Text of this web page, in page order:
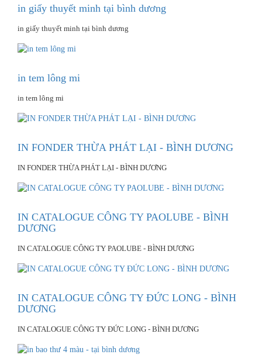
in giấy thuyết minh tại bình dương
in giấy thuyết minh tại bình dương
in tem lông mi
in tem lông mi
IN FONDER THỪA PHÁT LẠI - BÌNH DƯƠNG
IN FONDER THỪA PHÁT LẠI - BÌNH DƯƠNG
IN CATALOGUE CÔNG TY PAOLUBE - BÌNH
DƯƠNG
IN CATALOGUE CÔNG TY PAOLUBE - BÌNH DƯƠNG
IN CATALOGUE CÔNG TY ĐỨC LONG - BÌNH
DƯƠNG
IN CATALOGUE CÔNG TY ĐỨC LONG - BÌNH DƯƠNG